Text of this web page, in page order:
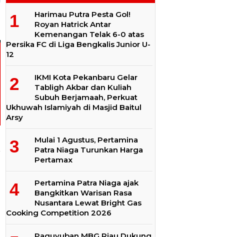
Harimau Putra Pesta Gol!
Royan Hatrick Antar
Kemenangan Telak 6-0 atas
Persika FC di Liga Bengkalis Junior U-
12
IKMI Kota Pekanbaru Gelar
Tabligh Akbar dan Kuliah
Subuh Berjamaah, Perkuat
Ukhuwah Islamiyah di Masjid Baitul
Arsy
Mulai 1 Agustus, Pertamina
Patra Niaga Turunkan Harga
Pertamax
Pertamina Patra Niaga ajak
Bangkitkan Warisan Rasa
Nusantara Lewat Bright Gas
Cooking Competition 2026